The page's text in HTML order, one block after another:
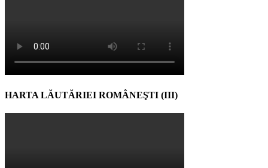
HARTA LĂUTĂRIEI ROMÂNEŞTI (III)